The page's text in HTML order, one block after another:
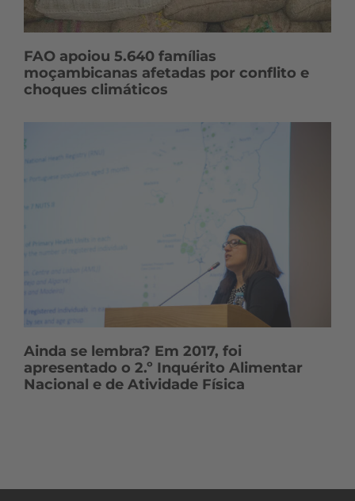
FAO apoiou 5.640 famílias
moçambicanas afetadas por conflito e
choques climáticos
Ainda se lembra? Em 2017, foi
apresentado o 2.º Inquérito Alimentar
Nacional e de Atividade Física